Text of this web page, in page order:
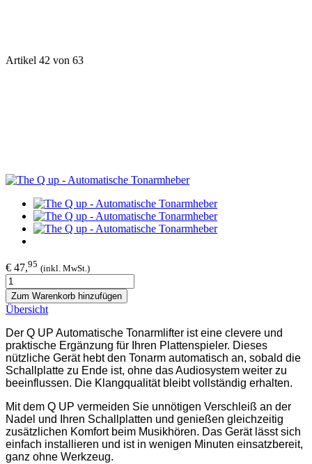
Artikel 42 von 63
€ 47,95 (inkl. MwSt.)
Zum Warenkorb hinzufügen
Übersicht
Der Q UP Automatische Tonarmlifter ist eine clevere und
praktische Ergänzung für Ihren Plattenspieler. Dieses
nützliche Gerät hebt den Tonarm automatisch an, sobald die
Schallplatte zu Ende ist, ohne das Audiosystem weiter zu
beeinflussen. Die Klangqualität bleibt vollständig erhalten.
Mit dem Q UP vermeiden Sie unnötigen Verschleiß an der
Nadel und Ihren Schallplatten und genießen gleichzeitig
zusätzlichen Komfort beim Musikhören. Das Gerät lässt sich
einfach installieren und ist in wenigen Minuten einsatzbereit,
ganz ohne Werkzeug.